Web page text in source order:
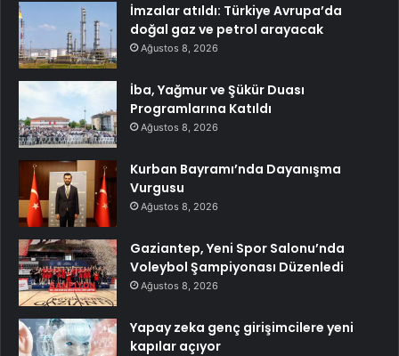
İmzalar atıldı: Türkiye Avrupa’da
doğal gaz ve petrol arayacak
Ağustos 8, 2026
İba, Yağmur ve Şükür Duası
Programlarına Katıldı
Ağustos 8, 2026
Kurban Bayramı’nda Dayanışma
Vurgusu
Ağustos 8, 2026
Gaziantep, Yeni Spor Salonu’nda
Voleybol Şampiyonası Düzenledi
Ağustos 8, 2026
Yapay zeka genç girişimcilere yeni
kapılar açıyor